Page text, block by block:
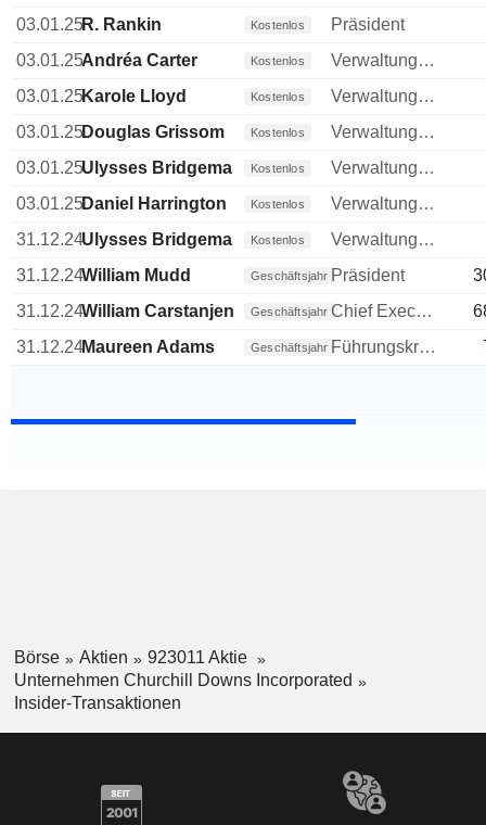
03.01.25R. Rankin Kostenlos
Präsident
03.01.25Andréa Carter Kostenlos
Verwaltungsratsmitglied
03.01.25Karole Lloyd Kostenlos
Verwaltungsratsmitglied
03.01.25Douglas Grissom Kostenlos
Verwaltungsratsmitglied
03.01.25Ulysses Bridgeman Kostenlos
Verwaltungsratsmitglied
03.01.25Daniel Harrington Kostenlos
Verwaltungsratsmitglied
31.12.24Ulysses Bridgeman Kostenlos
Verwaltungsratsmitglied
31.12.24William Mudd Geschäftsjahr Präsident
31.12.24William Carstanjen Geschäftsjahr Chief Executive Officer (CEO)
31.12.24Maureen Adams Geschäftsjahr Führungskraft / leitender Angestellter
Börse Aktien
923011 Aktie
Unternehmen Churchill Downs Incorporated
Insider-Transaktionen